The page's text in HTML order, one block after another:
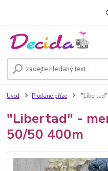
Úvod Prodané příze
"Libertad" -
50/50 400m